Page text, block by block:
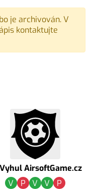
je archivován. V
kontaktujte
Vyhul AirsoftGame.cz
V
P V V P